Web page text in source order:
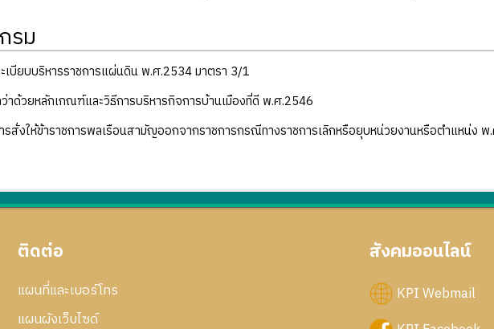
รม
บียบบริหารราชการแผ่นดิน พ.ศ.2534 มาตรา 3/1
าด้วยหลักเกณฑ์และวิธีการบริหารกิจการบ้านเมืองที่ดี พ.ศ.2546
สั่งให้ข้าราชการพลเรือนสามัญออกจากราชการกรณีทางราชการเลิกหรือยุบหน่วยงานหรือตำแหน่ง
ติดต่อ
แผนที่และเบอร์โทร
แผนผังเว็บไซด์
สังคมออนไลน์
KPI Webmail